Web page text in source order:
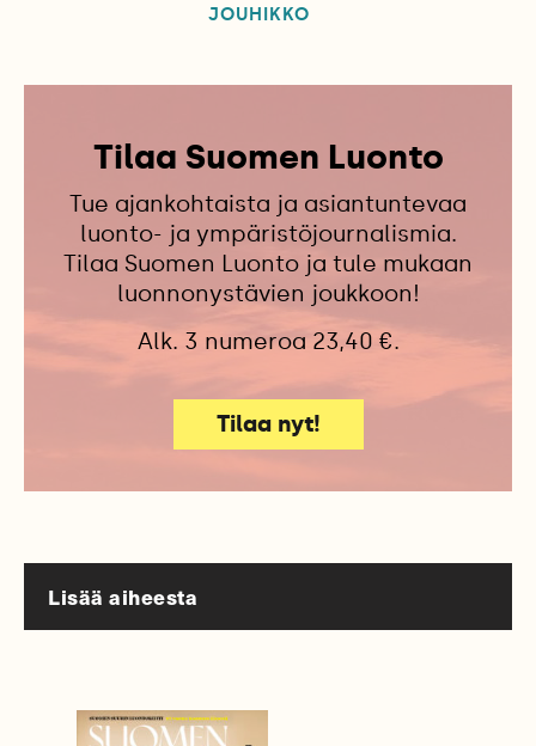
JOUHIKKO
Tilaa Suomen Luonto
Tue ajankohtaista ja asiantuntevaa
luonto- ja ympäristöjournalismia.
Tilaa Suomen Luonto ja tule mukaan
luonnonystävien joukkoon!
Alk. 3 numeroa 23,40 €.
Tilaa nyt!
Lisää aiheesta